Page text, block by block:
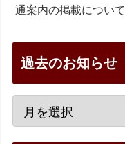
通案内の掲載について
過去のお知らせ